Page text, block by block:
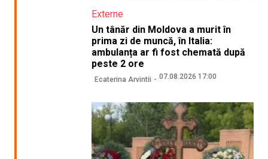
Externe
Un tânăr din Moldova a murit în
prima zi de muncă, în Italia:
ambulanța ar fi fost chemată după
peste 2 ore
Ecaterina Arvintii 07.08.2026 17:00